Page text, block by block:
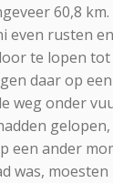
60,8
even rusten
te lopen
daar op
weg onder
een ander
was,